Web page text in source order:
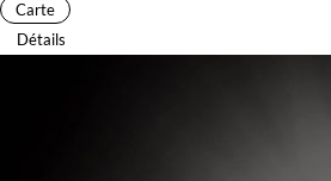
Carte
Détails